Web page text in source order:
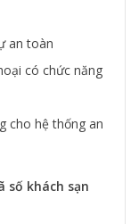
an toàn
có chức năng
cho hệ thống an
số khách sạn